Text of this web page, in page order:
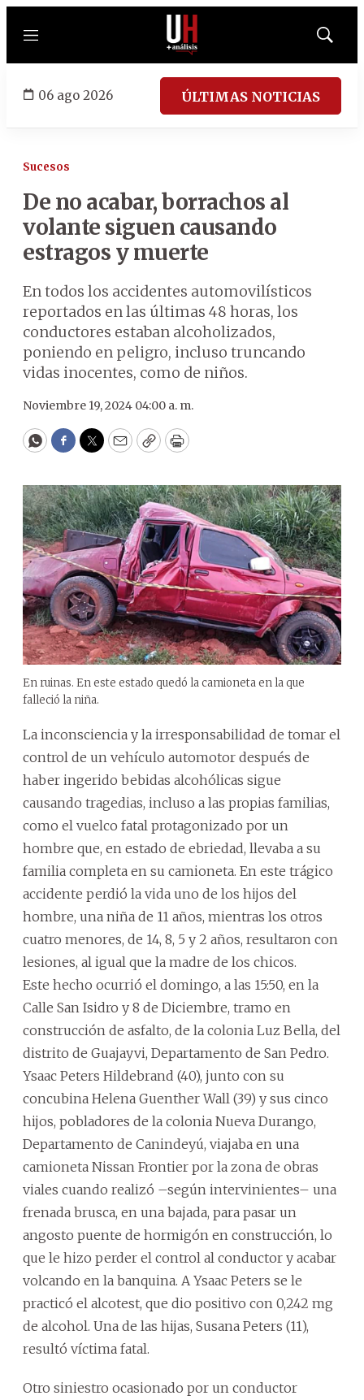
Menú
Mostrar
06 ago 2026 ÚLTIMAS NOTICIAS
Sucesos
De no acabar, borrachos al
volante siguen causando
estragos y muerte
En todos los accidentes automovilísticos
reportados en las últimas 48 horas, los
conductores estaban alcoholizados,
poniendo en peligro, incluso truncando
vidas inocentes, como de niños.
Noviembre 19, 2024 04:00 a. m.
WhatsApp
Facebook
Twitter
EmailCopyPrint
En ruinas. En este estado quedó la camioneta en la que
falleció la niña.
La inconsciencia y la irresponsabilidad de tomar el
control de un vehículo automotor después de
haber ingerido bebidas alcohólicas sigue
causando tragedias, incluso a las propias familias,
como el vuelco fatal protagonizado por un
hombre que, en estado de ebriedad, llevaba a su
familia completa en su camioneta. En este trágico
accidente perdió la vida uno de los hijos del
hombre, una niña de 11 años, mientras los otros
cuatro menores, de 14, 8, 5 y 2 años, resultaron con
lesiones, al igual que la madre de los chicos.
Este hecho ocurrió el domingo, a las 15:50, en la
Calle San Isidro y 8 de Diciembre, tramo en
construcción de asfalto, de la colonia Luz Bella, del
distrito de Guajayvi, Departamento de San Pedro.
Ysaac Peters Hildebrand (40), junto con su
concubina Helena Guenther Wall (39) y sus cinco
hijos, pobladores de la colonia Nueva Durango,
Departamento de Canindeyú, viajaba en una
camioneta Nissan Frontier por la zona de obras
viales cuando realizó –según intervinientes– una
frenada brusca, en una bajada, para pasar un
angosto puente de hormigón en construcción, lo
que le hizo perder el control al conductor y acabar
volcando en la banquina. A Ysaac Peters se le
practicó el alcotest, que dio positivo con 0,242 mg
de alcohol. Una de las hijas, Susana Peters (11),
resultó víctima fatal.
Otro siniestro ocasionado por un conductor